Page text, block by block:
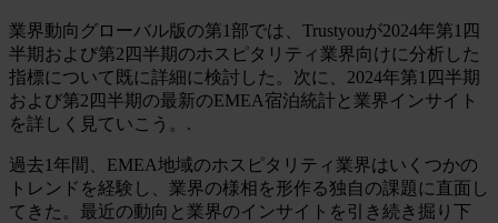
業界動向グローバル版の第1部では、Trustyouが2024年第1四
半期および第2四半期のホスピタリティ業界向けに分析した
指標について既に詳細に検討した。次に、2024年第1四半期
および第2四半期の最新のEMEA宿泊統計と業界インサイト
を詳しく見ていこう。.
過去1年間、EMEA地域のホスピタリティ業界はいくつかの
トレンドを経験し、業界の様相を形作る独自の課題に直面し
てきた。最近の動向と業界のインサイトを引き続き掘り下